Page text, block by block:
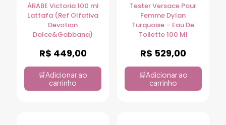
ÁRABE Victoria 100 ml
Lattafa (Ref Olfativa
Devotion
Dolce&Gabbana)
R$ 449,00
Adicionar ao
carrinho
Tester Versace Pour
Femme Dylan
Turquoise – Eau De
Toilette 100 Ml
R$ 529,00
Adicionar ao
carrinho